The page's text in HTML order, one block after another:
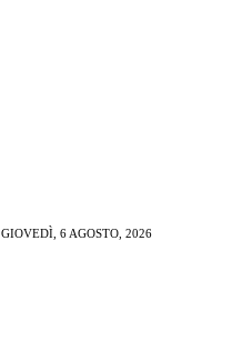
GIOVEDÌ, 6 AGOSTO, 2026